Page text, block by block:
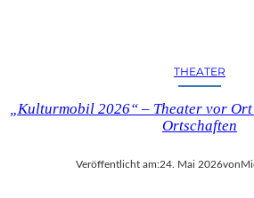
THEATER
„Kulturmobil 2026“ – Theater vor
Ortschaften
Veröffentlicht am:24. Mai 2026von